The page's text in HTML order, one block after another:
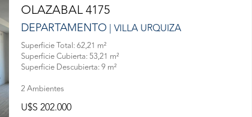
OLAZABAL 4175
DEPARTAMENTO | VILLA URQUIZA
Superficie Total: 62,21 m²
Superficie Cubierta: 53,21 m²
Superficie Descubierta: 9 m²
2 Ambientes
U$S 202.000